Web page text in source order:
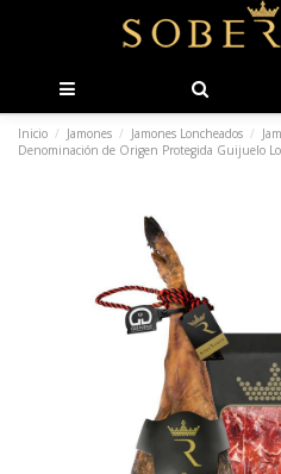
Inicio Jamones Jamones Loncheados
Denominación de Origen Protegida Guijuelo